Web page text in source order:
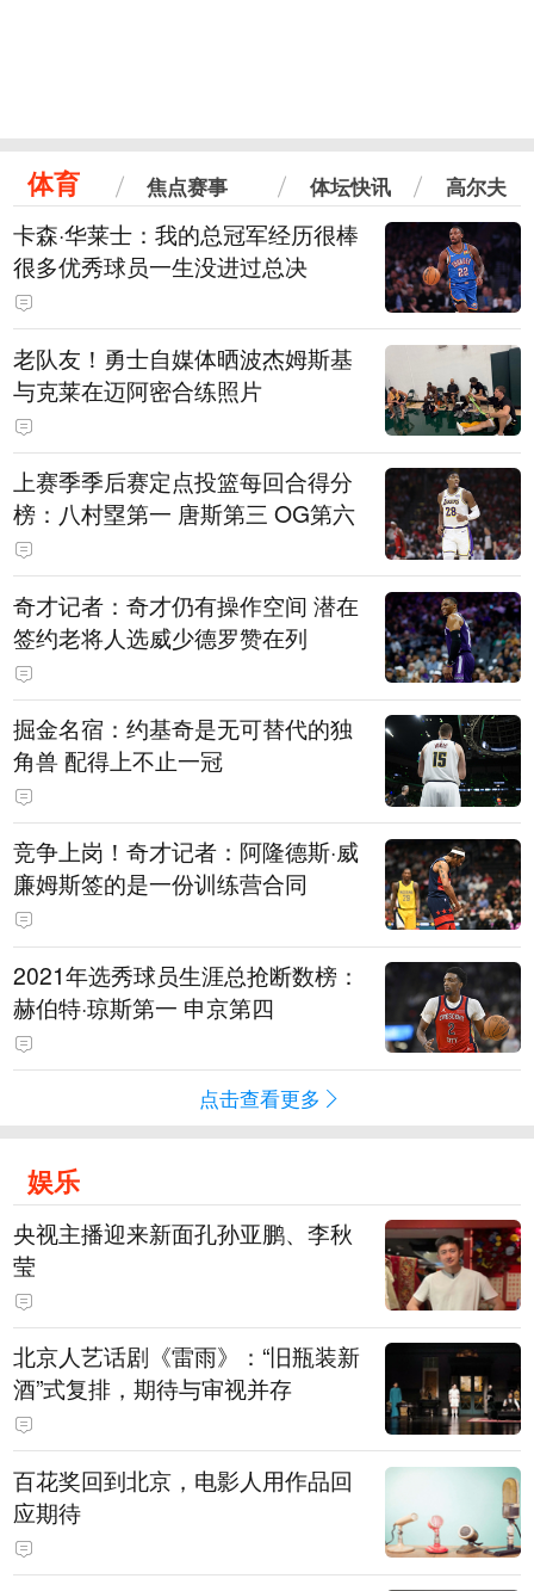
体育 焦点赛事 体坛快讯 高尔夫
卡森·华莱士：我的总冠军经历很棒
很多优秀球员一生没进过总决
老队友！勇士自媒体晒波杰姆斯基
与克莱在迈阿密合练照片
上赛季季后赛定点投篮每回合得分
榜：八村塁第一 唐斯第三 OG第六
奇才记者：奇才仍有操作空间 潜在
签约老将人选威少德罗赞在列
掘金名宿：约基奇是无可替代的独
角兽 配得上不止一冠
竞争上岗！奇才记者：阿隆德斯·威
廉姆斯签的是一份训练营合同
2021年选秀球员生涯总抢断数榜：
赫伯特·琼斯第一 申京第四
点击查看更多
娱乐
央视主播迎来新面孔孙亚鹏、李秋
莹
北京人艺话剧《雷雨》：“旧瓶装新
酒”式复排，期待与审视并存
百花奖回到北京，电影人用作品回
应期待